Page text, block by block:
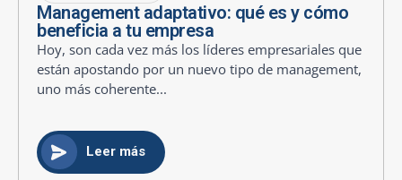
Management adaptativo: qué es y cómo
beneficia a tu empresa
Hoy, son cada vez más los líderes empresariales que
están apostando por un nuevo tipo de management,
uno más coherente...
Leer más